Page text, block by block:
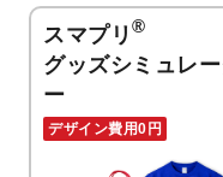
スマプリ ®
グッズシミュレー
ー
デザイン費用0円